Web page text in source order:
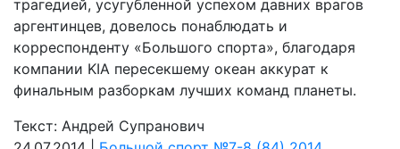
трагедией, усугубленной успехом давних врагов
аргентинцев, довелось понаблюдать и
корреспонденту «Большого спорта», благодаря
компании KIA пересекшему океан аккурат к
финальным разборкам лучших команд планеты.
Текст: Андрей Супранович